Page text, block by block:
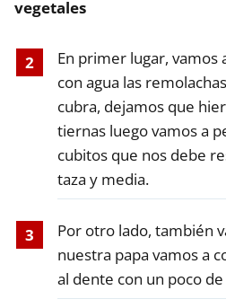
vegetales
En primer lugar, vamos
con agua las
cubra, dejamos que
tiernas luego vamos a
cubitos que nos debe
taza y media.
Por otro lado, también
nuestra papa vamos a
al dente con un poco de